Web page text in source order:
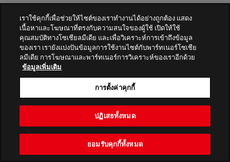
เราใช้คุกกี้เพื่อช่วยให้ไซต์ของเราทำงานได้อย่างถูกต้อง แสดง
เนื้อหาและโฆษณาที่ตรงกับความสนใจของผู้ใช้ เปิดให้ใช้
คุณสมบัติทางโซเชียลมีเดีย และเพื่อวิเคราะห์การเข้าถึงข้อมูล
ของเรา เรายังแบ่งปันข้อมูลการใช้งานไซต์กับพาร์ทเนอร์โซเชีย
ลมีเดีย การโฆษณาและพาร์ทเนอร์การวิเคราะห์ของเราอีกด้วย
ข้อมูลเพิ่มเติม
การตั้งค่าคุกกี้
ปฏิเสธทั้งหมด
ยอมรับคุกกี้ทั้งหมด